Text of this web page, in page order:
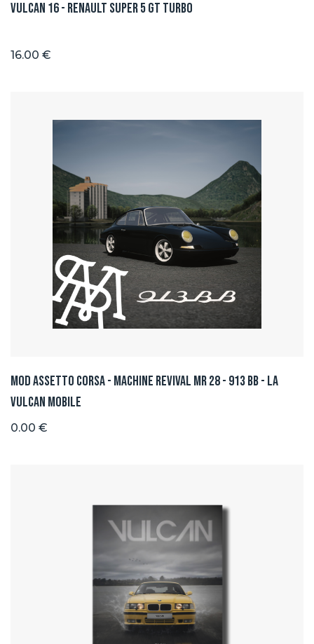
Vulcan 16 - Renault Super 5 GT TURBO
16.00 €
Mod Assetto Corsa - Machine Revival MR 28 - 913 BB - La
Vulcan Mobile
0.00 €